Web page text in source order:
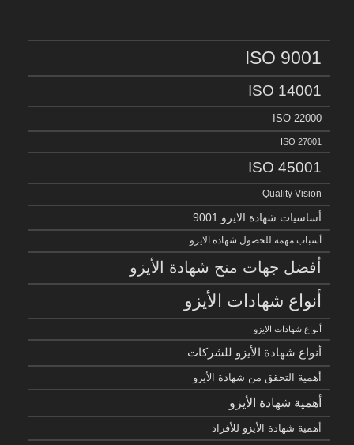
ISO 9001
ISO 14001
ISO 22000
ISO 27001
ISO 45001
Quality Vision
أساسيات شهادة الايزو 9001
أسباب مهمة للحصول شهادة الايزو
أفضل جهات منح شهادة الأيزو
أنواع شهادات الأيزو
أنواع شهادات الايزو
أنواع شهادة الأيزو للشركات
أهمية التحقق من شهادة الأيزو
أهمية شهادة الأيزو
أهمية شهادة الأيزو للأفراد